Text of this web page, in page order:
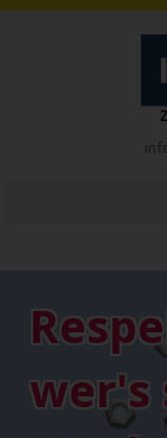
Schiebetore
Referenzen
wer's